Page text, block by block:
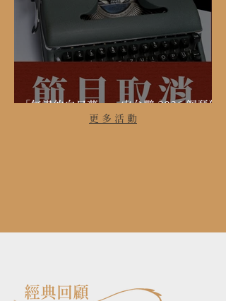
「無盡的白日夢──宋允鵬 2026 鋼琴獨
奏會」臺中場取消公告
更 多 活 動
經典回顧